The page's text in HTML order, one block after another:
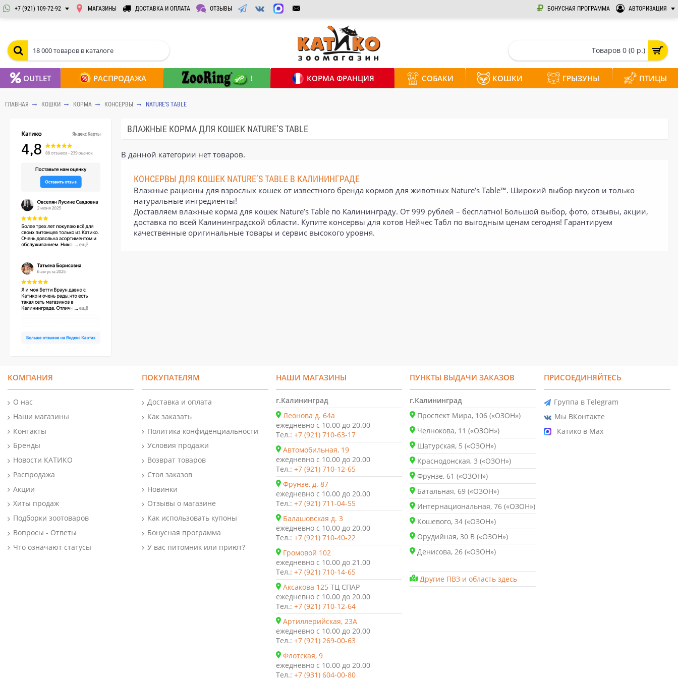
+7 (921) 109-72-92 МАГАЗИНЫ ДОСТАВКА И ОПЛАТА ОТЗЫВЫ БОНУСНАЯ ПРОГРАММА АВТОРИЗАЦИЯ
Товаров 0 (0 р.)
OUTLET РАСПРОДАЖА ! КОРМА ФРАНЦИЯ СОБАКИ КОШКИ ГРЫЗУНЫ ПТИЦЫ
ГЛАВНАЯ КОШКИ КОРМА КОНСЕРВЫ NATURE’S TABLE
ВЛАЖНЫЕ КОРМА ДЛЯ КОШЕК NATURE’S TABLE
В данной категории нет товаров.
КОНСЕРВЫ ДЛЯ КОШЕК NATURE’S TABLE В КАЛИНИНГРАДЕ
Влажные рационы для взрослых кошек от известного бренда кормов для животных Nature’s Table™. Широкий выбор вкусов и только
натуральные ингредиенты!
Доставляем влажные корма для кошек Nature’s Table по Калининграду. От 999 рублей – бесплатно! Большой выбор, фото, отзывы, акции,
доставка по всей Калининградской области. Купите консервы для котов Нейчес Табл по выгодным ценам сегодня! Гарантируем
качественные оригинальные товары и сервис высокого уровня.
КОМПАНИЯ
О нас
Наши магазины
Контакты
Бренды
Новости КАТИКО
Распродажа
Акции
Хиты продаж
Подборки зоотоваров
Вопросы - Ответы
Что означают статусы
ПОКУПАТЕЛЯМ
Доставка и оплата
Как заказать
Политика конфиденциальности
Условия продажи
Возврат товаров
Стол заказов
Новинки
Отзывы о магазине
Как использовать купоны
Бонусная программа
У вас питомник или приют?
НАШИ МАГАЗИНЫ
г.Калининград
Леонова д. 64а
ежедневно с 10.00 до 20.00
Тел.: +7 (921) 710-63-17
Автомобильная, 19
ежедневно с 10.00 до 20.00
Тел.: +7 (921) 710-12-65
Фрунзе, д. 87
ежедневно с 10.00 до 20.00
Тел.: +7 (921) 711-04-55
Балашовская д. 3
ежедневно с 10.00 до 20.00
Тел.: +7 (921) 710-40-22
Громовой 102
ежедневно с 10.00 до 21.00
Тел.: +7 (921) 710-14-65
Аксакова 125 ТЦ СПАР
ежедневно с 10.00 до 20.00
Тел.: +7 (921) 710-12-64
Артиллерийская, 23А
ежедневно с 10.00 до 20.00
Тел.: +7 (921) 269-00-63
Флотская, 9
ежедневно с 10.00 до 20.00
Тел.: +7 (931) 604-00-80
ПУНКТЫ ВЫДАЧИ ЗАКАЗОВ
г.Калининград
Проспект Мира, 106 («ОЗОН»)
Челнокова, 11 («ОЗОН»)
Шатурская, 5 («ОЗОН»)
Краснодонская, 3 («ОЗОН»)
Фрунзе, 61 («ОЗОН»)
Батальная, 69 («ОЗОН»)
Интернациональная, 76 («ОЗОН»)
Кошевого, 34 («ОЗОН»)
Орудийная, 30 В («ОЗОН»)
Денисова, 26 («ОЗОН»)
Другие ПВЗ и область здесь
ПРИСОЕДИНЯЙТЕСЬ
Группа в Telegram
Мы ВКонтакте
Катико в Max